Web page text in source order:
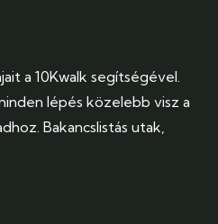
a 10Kwalk segítségével.
lépés közelebb visz a
Bakancslistás utak,